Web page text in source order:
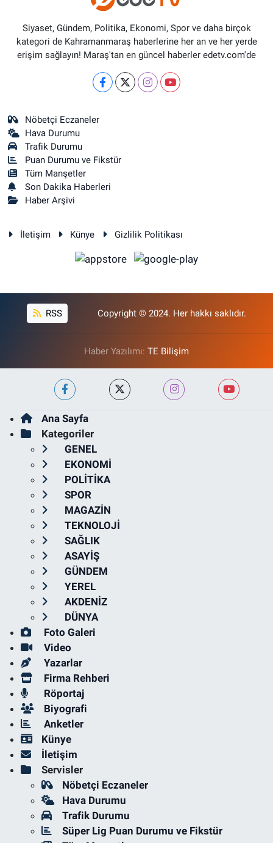
Siyaset, Gündem, Politika, Ekonomi, Spor ve daha birçok
kategori de Kahramanmaraş haberlerine her an ve her yerde
erişim sağlayın! Maraş'tan en güncel haberler edetv.com'de
Nöbetçi Eczaneler
Hava Durumu
Trafik Durumu
Puan Durumu ve Fikstür
Tüm Manşetler
Son Dakika Haberleri
Haber Arşivi
İletişim Künye Gizlilik Politikası
RSS Copyright © 2024. Her hakkı saklıdır.
Haber Yazılımı: TE Bilişim
Ana Sayfa
Kategoriler
GENEL
EKONOMİ
POLİTİKA
SPOR
MAGAZİN
TEKNOLOJİ
SAĞLIK
ASAYİŞ
GÜNDEM
YEREL
AKDENİZ
DÜNYA
Foto Galeri
Video
Yazarlar
Firma Rehberi
Röportaj
Biyografi
Anketler
Künye
İletişim
Servisler
Nöbetçi Eczaneler
Hava Durumu
Trafik Durumu
Süper Lig Puan Durumu ve Fikstür